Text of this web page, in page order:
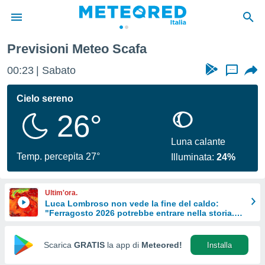
di
per
le
di
Web
Previsioni Meteo Scafa
00:23 Sabato ...
Cielo sereno
26°
Temp. percepita 27°
Luna calante
Illuminata:24%
Ultim'ora.
Luca Lombroso non vede la fine del caldo:
"Ferragosto 2026 potrebbe entrare nella storia.
Scarica GRATIS la app di Meteored! Installa